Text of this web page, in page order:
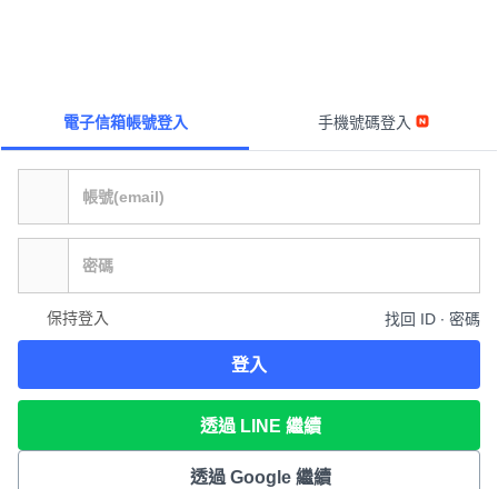
電子信箱帳號登入 手機號碼登入
保持登入 找回 ID ∙ 密碼
登入
透過 LINE 繼續
透過 Google 繼續